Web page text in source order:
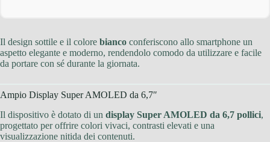
Il design sottile e il colore bianco conferiscono allo smartphone un
aspetto elegante e moderno, rendendolo comodo da utilizzare e facile
da portare con sé durante la giornata.
Ampio Display Super AMOLED da 6,7″
Il dispositivo è dotato di un display Super AMOLED da 6,7 pollici,
progettato per offrire colori vivaci, contrasti elevati e una
visualizzazione nitida dei contenuti.